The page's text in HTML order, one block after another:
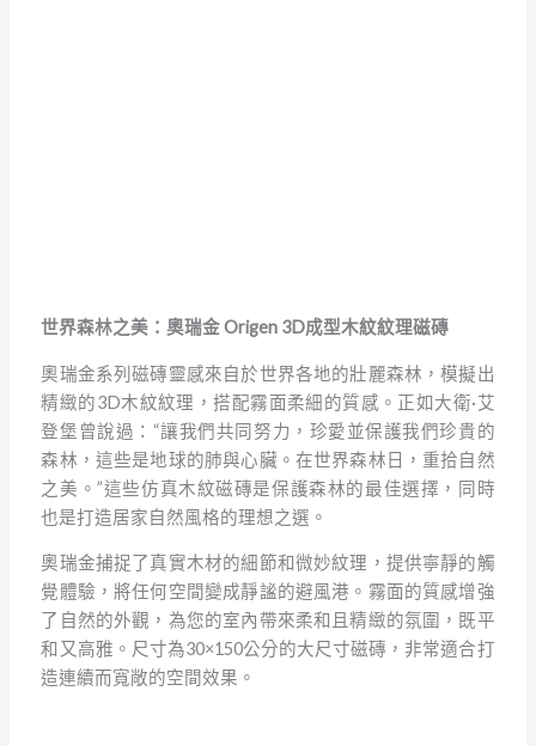
世界森林之美：奧瑞金 Origen 3D成型木紋紋理磁磚
奧瑞金系列磁磚靈感來自於世界各地的壯麗森林，模擬出
精緻的3D木紋紋理，搭配霧面柔細的質感。正如大衛·艾
登堡曾說過：“讓我們共同努力，珍愛並保護我們珍貴的
森林，這些是地球的肺與心臟。在世界森林日，重拾自然
之美。”這些仿真木紋磁磚是保護森林的最佳選擇，同時
也是打造居家自然風格的理想之選。
奧瑞金捕捉了真實木材的細節和微妙紋理，提供寧靜的觸
覺體驗，將任何空間變成靜謐的避風港。霧面的質感增強
了自然的外觀，為您的室內帶來柔和且精緻的氛圍，既平
和又高雅。尺寸為30×150公分的大尺寸磁磚，非常適合打
造連續而寬敞的空間效果。